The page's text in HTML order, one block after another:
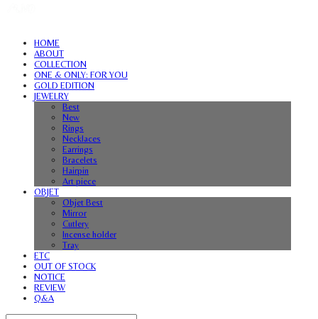
HOME
ABOUT
COLLECTION
ONE & ONLY: FOR YOU
GOLD EDITION
JEWELRY
Best
New
Rings
Necklaces
Earrings
Bracelets
Hairpin
Art piece
OBJET
Objet Best
Mirror
Cutlery
Incense holder
Tray
ETC
OUT OF STOCK
NOTICE
REVIEW
Q&A